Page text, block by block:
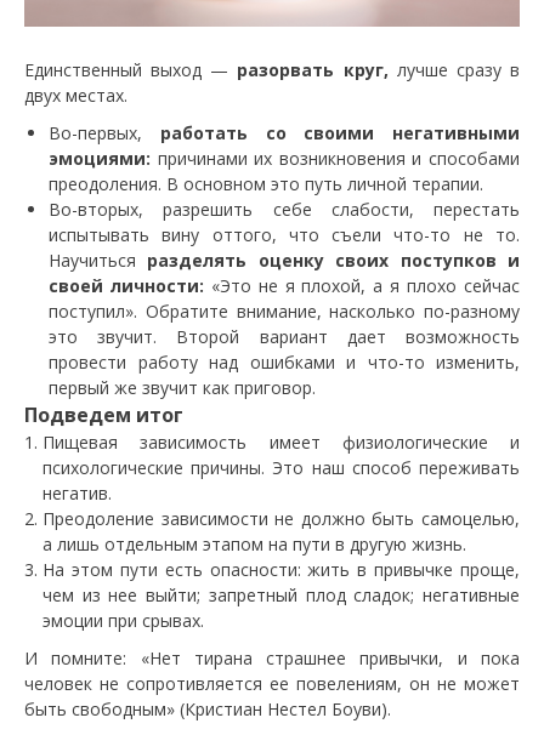
Единственный выход — разорвать круг, лучше сразу в
двух местах.
Во-первых, работать со своими негативными
эмоциями: причинами их возникновения и способами
преодоления. В основном это путь личной терапии.
Во-вторых, разрешить себе слабости, перестать
испытывать вину оттого, что съели что-то не то.
Научиться разделять оценку своих поступков и
своей личности: «Это не я плохой, а я плохо сейчас
поступил». Обратите внимание, насколько по-разному
это звучит. Второй вариант дает возможность
провести работу над ошибками и что-то изменить,
первый же звучит как приговор.
Подведем итог
Пищевая зависимость имеет физиологические и
психологические причины. Это наш способ переживать
негатив.
Преодоление зависимости не должно быть самоцелью,
а лишь отдельным этапом на пути в другую жизнь.
На этом пути есть опасности: жить в привычке проще,
чем из нее выйти; запретный плод сладок; негативные
эмоции при срывах.
И помните: «Нет тирана страшнее привычки, и пока
человек не сопротивляется ее повелениям, он не может
быть свободным» (Кристиан Нестел Боуви).